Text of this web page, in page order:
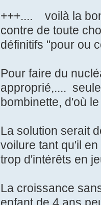
+++.... voilà la
contre de toute
définitifs "pour ou
Pour faire du
approprié,....
bombinette, d'où
La solution serait
voilure tant qu'il
trop d'intérêts en
La croissance